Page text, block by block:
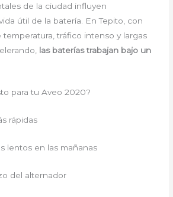
de la ciudad influyen
útil de la batería. En Tepito, con
tráfico intenso y largas
las baterías trabajan bajo un
para tu Aveo 2020?
rápidas
lentos en las mañanas
del alternador